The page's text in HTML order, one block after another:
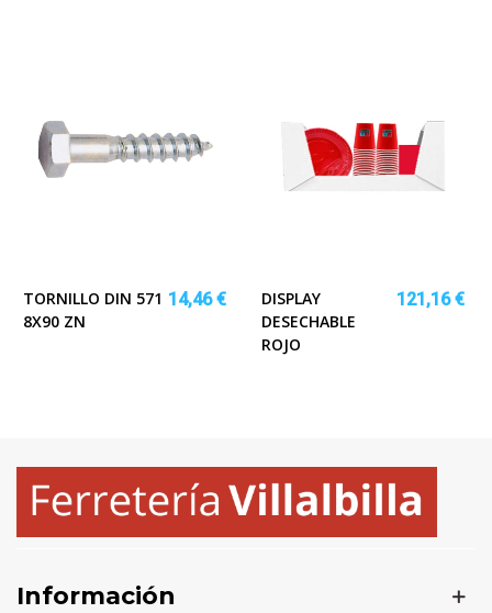
TORNILLO DIN 571
8X90 ZN
14,46 €
DISPLAY
DESECHABLE
ROJO
121,16 €
Información